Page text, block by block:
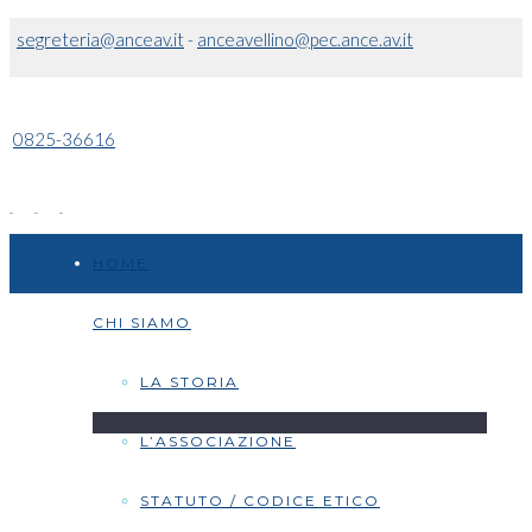
segreteria@anceav.it- anceavellino@pec.ance.av.it
0825-36616
CHI SIAMO
LA STORIA
L’ASSOCIAZIONE
STATUTO / CODICE ETICO